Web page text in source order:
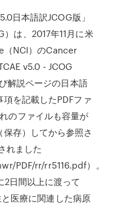
日本語訳JCOG版」
）は、2017年11月に米
NCI）のCancer
v5.0 - JCOG
解説ページの日本語
を記載したPDFファ
のファイルも容量が
存）してから参照さ
れました
PDF/rr/rr5116.pdf）。
日間以上に渡って
医療に関連した病原